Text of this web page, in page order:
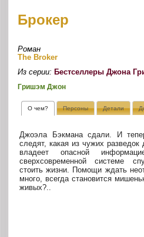
Брокер
Роман
The Broker
Из серии: Бестселлеры Джона
Гришэм Джон
О чем? Персоны Детали
Джоэла Бэкмана сдали. И
следят, какая из чужих
владеет опасной
сверхсовременной системе
стоить жизни. Помощи ждать
много, всегда становится
живых?..